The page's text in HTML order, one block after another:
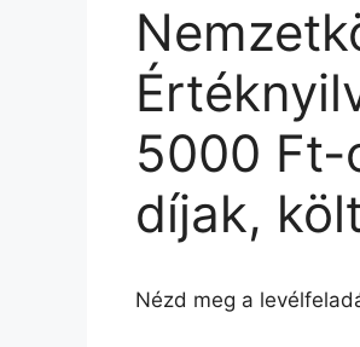
5000 Ft-
díjak,
Nézd meg a